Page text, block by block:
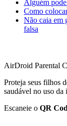
Alguém
Como
Não caia em
falsa
AirDroid Parental
Proteja seus filhos
saudável no uso da
Escaneie o QR